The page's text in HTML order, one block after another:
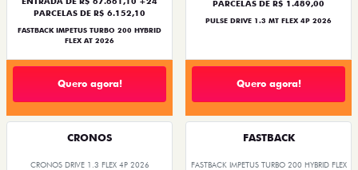
PARCELAS DE R$ 6.152,10
FASTBACK IMPETUS TURBO 200 HYBRID
FLEX AT 2026
Quero agora!
PARCELAS DE R$ 1.489,00
PULSE DRIVE 1.3 MT FLEX 4P 2026
Quero agora!
CRONOS
CRONOS DRIVE 1.3 FLEX 4P 2026
FASTBACK
FASTBACK IMPETUS TURBO 200 HYBRID FLEX